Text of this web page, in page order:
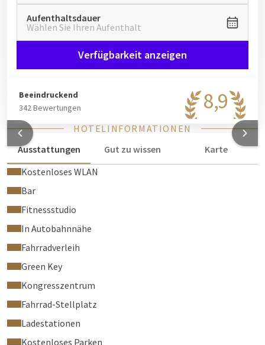
Aufenthaltsdauer
Wählen Sie Ihren Aufenthalt
Verfügbarkeit anzeigen
8,9
Beeindruckend
342 Bewertungen
HOTELINFORMATIONEN
Ausstattungen
Gut zu wissen
Karte
Kostenloses WLAN
Bar
Fitnessstudio
In Autobahnnähe
Fahrradverleih
Green Key
Kongresszentrum
Fahrrad-Stellplatz
Ladestationen
Kostenloses Parken